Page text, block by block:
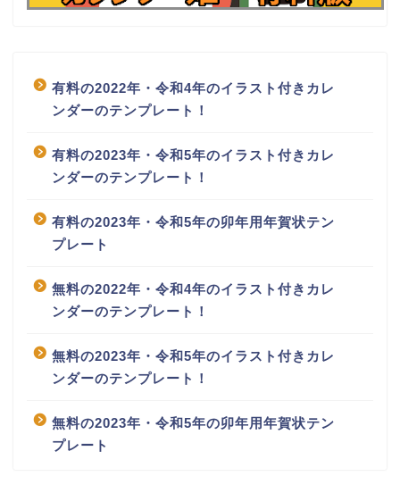
有料の2022年・令和4年のイラスト付きカレ
ンダーのテンプレート！
有料の2023年・令和5年のイラスト付きカレ
ンダーのテンプレート！
有料の2023年・令和5年の卯年用年賀状テン
プレート
無料の2022年・令和4年のイラスト付きカレ
ンダーのテンプレート！
無料の2023年・令和5年のイラスト付きカレ
ンダーのテンプレート！
無料の2023年・令和5年の卯年用年賀状テン
プレート